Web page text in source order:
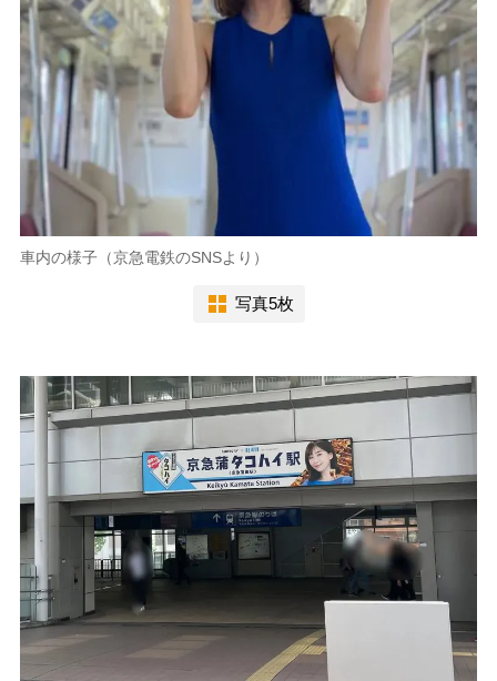
車内の様子（京急電鉄のSNSより）
写真5枚